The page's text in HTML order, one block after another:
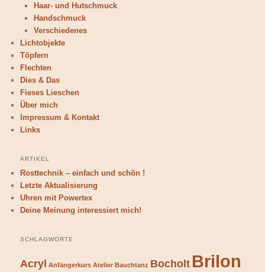
Haar- und Hutschmuck
Handschmuck
Verschiedenes
Lichtobjekte
Töpfern
Flechten
Dies & Das
Fieses Lieschen
Über mich
Impressum & Kontakt
Links
ARTIKEL
Rosttechnik – einfach und schön !
Letzte Aktualisierung
Uhren mit Powertex
Deine Meinung interessiert mich!
SCHLAGWORTE
Acryl Anfängerkurs Atelier Bauchtanz Bocholt Brilon